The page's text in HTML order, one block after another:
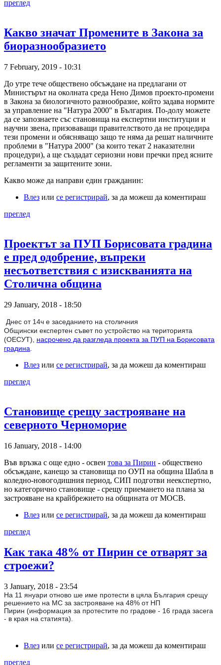
преглед
Какво значат Промените в Закона за
биоразнообразието
7 February, 2019 - 10:31
До утре тече обществено обсъждане на предлагани от
Министърът на околната среда Нено Димов проекто-промени
в Закона за биологичното разнообразие, който задава нормите
за управление на "Натура 2000" в България. По-долу можете
да се запознаете със становища на експертни институции и
научни звена, призоваващи правителството да не процедира
тези промени и обясняващо защо те няма да решат наличните
проблеми в "Натура 2000" (за които текат 2 наказателни
процедури), а ще създадат сериозни нови пречки пред ясните
регламенти за защитените зони.
Какво може да направи един гражданин:
Влез или се регистрирай, за да можеш да коментираш
преглед
Проектът за ПУП Борисовата градина
е пред одобрение, въпреки
несъответствия с изискванията на
Столична община
29 January, 2018 - 18:50
Днес от 14ч е заседанието на столичния
Общински експертен съвет по устройство на територията
(ОЕСУТ), насрочено да разгледа проекта за ПУП на Борисовата
градина
Влез или се регистрирай, за да можеш да коментираш
преглед
Становище срещу застрояване на
северното Черноморие
16 January, 2018 - 14:00
Във връзка с още едно - освен това за Пирин - обществено
обсъждане, канещо за становища по ОУП на община Шабла в
коледно-новогодишния период, СИП подготви неекспертно,
но категорично становище - срещу приемането на плана за
застрояване на крайбрежието на общината от МОСВ.
Влез или се регистрирай, за да можеш да коментираш
преглед
Как така 48% от Пирин се отварят за
строежи?
3 January, 2018 - 23:54
На 11 януари отново ше име протести в цяла България срещу
решението на МС за застрояване на 48% от НП
Пирин (информация за протестите по градове - 16 града засега
- в края на статията).
Влез или се регистрирай, за да можеш да коментираш
преглед